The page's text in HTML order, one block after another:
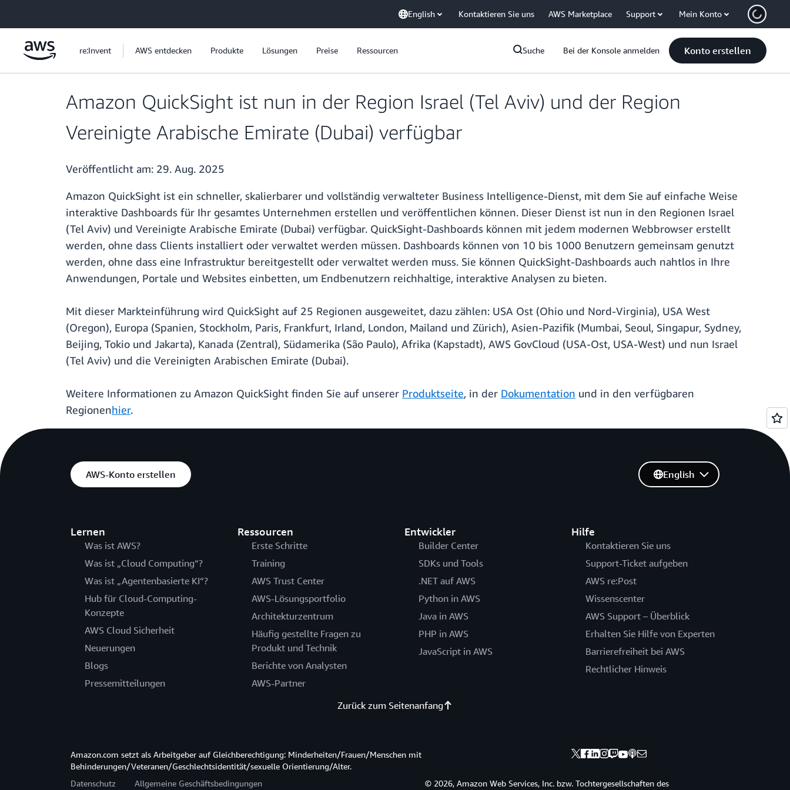
English Kontaktieren Sie uns AWS Marketplace Support Mein Konto
re:Invent AWS entdecken Produkte Lösungen Preise Ressourcen Suche Bei der Konsole anmelden Konto erstellen
Amazon QuickSight ist nun in der Region Israel (Tel Aviv) und der Region
Vereinigte Arabische Emirate (Dubai) verfügbar
Veröffentlicht am: 29. Aug. 2025
Amazon QuickSight ist ein schneller, skalierbarer und vollständig verwalteter Business Intelligence-Dienst, mit dem Sie auf einfache Weise
interaktive Dashboards für Ihr gesamtes Unternehmen erstellen und veröffentlichen können. Dieser Dienst ist nun in den Regionen Israel
(Tel Aviv) und Vereinigte Arabische Emirate (Dubai) verfügbar. QuickSight-Dashboards können mit jedem modernen Webbrowser erstellt
werden, ohne dass Clients installiert oder verwaltet werden müssen. Dashboards können von 10 bis 1000 Benutzern gemeinsam genutzt
werden, ohne dass eine Infrastruktur bereitgestellt oder verwaltet werden muss. Sie können QuickSight-Dashboards auch nahtlos in Ihre
Anwendungen, Portale und Websites einbetten, um Endbenutzern reichhaltige, interaktive Analysen zu bieten.
Mit dieser Markteinführung wird QuickSight auf 25 Regionen ausgeweitet, dazu zählen: USA Ost (Ohio und Nord-Virginia), USA West
(Oregon), Europa (Spanien, Stockholm, Paris, Frankfurt, Irland, London, Mailand und Zürich), Asien-Pazifik (Mumbai, Seoul, Singapur, Sydney,
Beijing, Tokio und Jakarta), Kanada (Zentral), Südamerika (São Paulo), Afrika (Kapstadt), AWS GovCloud (USA-Ost, USA-West) und nun Israel
(Tel Aviv) und die Vereinigten Arabischen Emirate (Dubai).
Weitere Informationen zu Amazon QuickSight finden Sie auf unserer Produktseite, in der Dokumentation und in den verfügbaren
Regionenhier.
AWS-Konto erstellen
Lernen
Was ist AWS?
Was ist „Cloud Computing“?
Was ist „Agentenbasierte KI“?
Hub für Cloud-Computing-
Konzepte
AWS Cloud Sicherheit
Neuerungen
Blogs
Pressemitteilungen
Ressourcen
Erste Schritte
Training
AWS Trust Center
AWS-Lösungsportfolio
Architekturzentrum
Häufig gestellte Fragen zu
Produkt und Technik
Berichte von Analysten
AWS-Partner
Entwickler
Builder Center
SDKs und Tools
.NET auf AWS
Python in AWS
Java in AWS
PHP in AWS
JavaScript in AWS
Hilfe
Kontaktieren Sie uns
Support-Ticket aufgeben
AWS re:Post
Wissenscenter
AWS Support – Überblick
Erhalten Sie Hilfe von Experten
Barrierefreiheit bei AWS
Rechtlicher Hinweis
English
Zurück zum Seitenanfang
Amazon.com setzt als Arbeitgeber auf Gleichberechtigung: Minderheiten/Frauen/Menschen mit
Behinderungen/Veteranen/Geschlechtsidentität/sexuelle Orientierung/Alter.
Datenschutz
Allgemeine Geschäftsbedingungen © 2026, Amazon Web Services, Inc. bzw. Tochtergesellschaften des